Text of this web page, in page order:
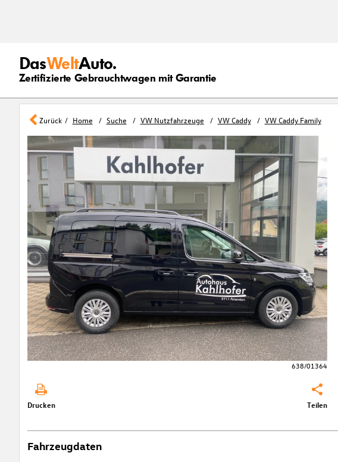
DasWeltAuto.
Zertifizierte Gebrauchtwagen mit Garantie
Zurück Home Suche VW Nutzfahrzeuge VW Caddy VW Caddy Family
638/01364
Drucken Teilen
Fahrzeugdaten